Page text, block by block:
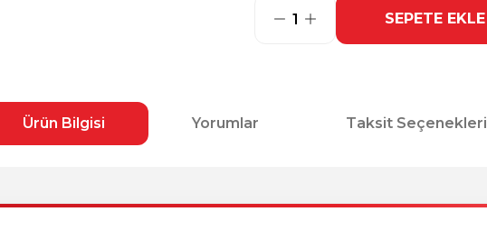
SEPETE EKLE
Ürün Bilgisi Yorumlar Taksit Seçenekleri